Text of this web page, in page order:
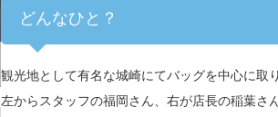
どんなひと？
観光地として有名な城崎にてバッグを中心に取
左からスタッフの福岡さん、右が店長の稲葉さ